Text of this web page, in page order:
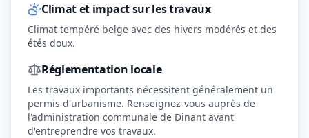
Climat et impact sur les travaux
Climat tempéré belge avec des hivers modérés et des
étés doux.
Réglementation locale
Les travaux importants nécessitent généralement un
permis d'urbanisme. Renseignez-vous auprès de
l'administration communale de Dinant avant
d'entreprendre vos travaux.